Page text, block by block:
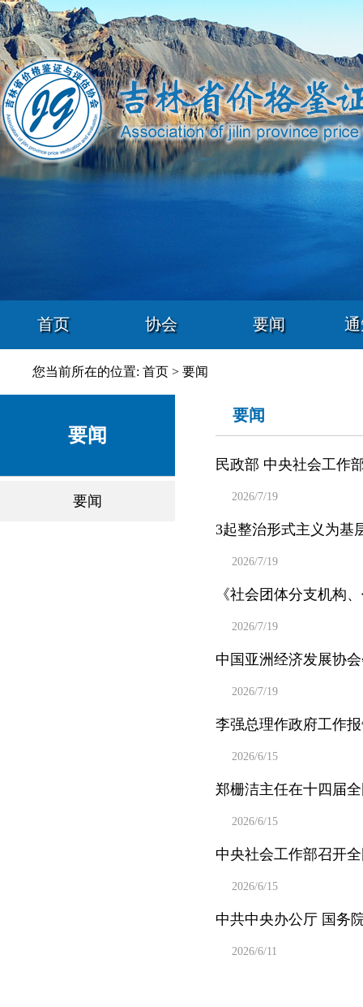
首页 协会 要闻
您当前所在的位置: 首页 > 要闻
要闻
要闻
要闻
民政部 中央社会工作
2026/7/19
3起整治形式主义为基
2026/7/19
《社会团体分支机构
2026/7/19
中国亚洲经济发展协
2026/7/19
李强总理作政府工作
2026/6/15
郑栅洁主任在十四届
2026/6/15
中央社会工作部召开
2026/6/15
中共中央办公厅 国务
2026/6/11